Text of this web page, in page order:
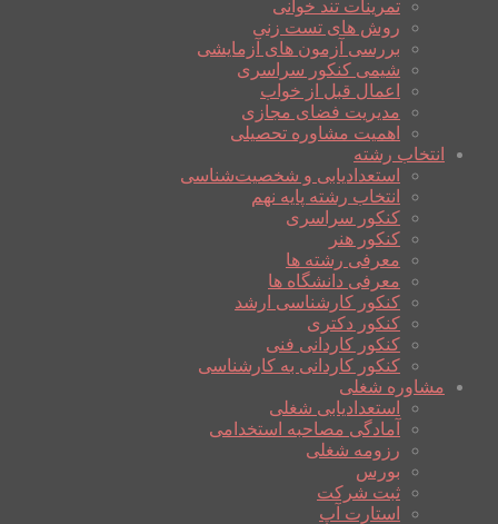
تمرینات تند خوانی
روش های تست زنی
بررسی آزمون های آزمایشی
شیمی کنکور سراسری
اعمال قبل از خواب
مدیریت فضای مجازی
اهمیت مشاوره تحصیلی
انتخاب رشته
استعدادیابی و شخصیت‌شناسی
انتخاب رشته پایه نهم
کنکور سراسری
کنکور هنر
معرفی رشته ها
معرفی دانشگاه ها
کنکور کارشناسی ارشد
کنکور دکتری
کنکور کاردانی فنی
کنکور کاردانی به کارشناسی
مشاوره شغلی
استعدادیابی شغلی
آمادگی مصاحبه استخدامی
رزومه شغلی
بورس
ثبت شرکت
استارت آپ